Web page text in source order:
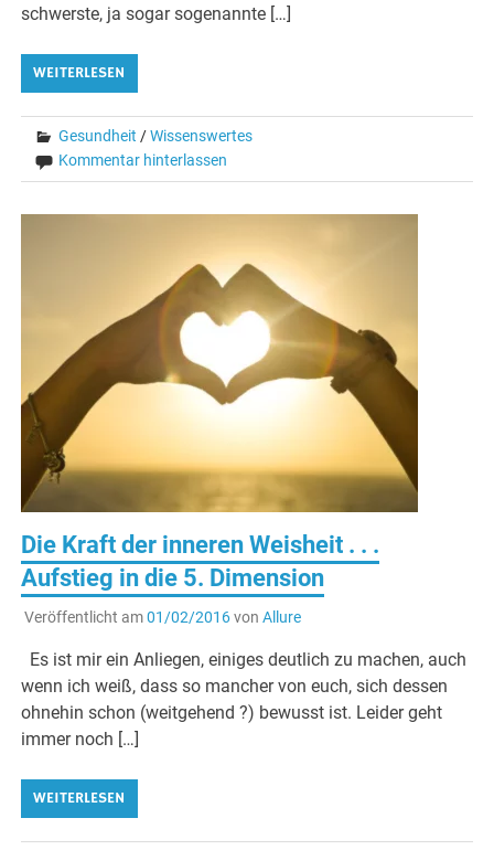
schwerste, ja sogar sogenannte […]
WEITERLESEN
Gesundheit /Wissenswertes
Kommentar hinterlassen
Die Kraft der inneren Weisheit . . .
Aufstieg in die 5. Dimension
Veröffentlicht am01/02/2016von Allure
Es ist mir ein Anliegen, einiges deutlich zu machen, auch
wenn ich weiß, dass so mancher von euch, sich dessen
ohnehin schon (weitgehend ?) bewusst ist. Leider geht
immer noch […]
WEITERLESEN